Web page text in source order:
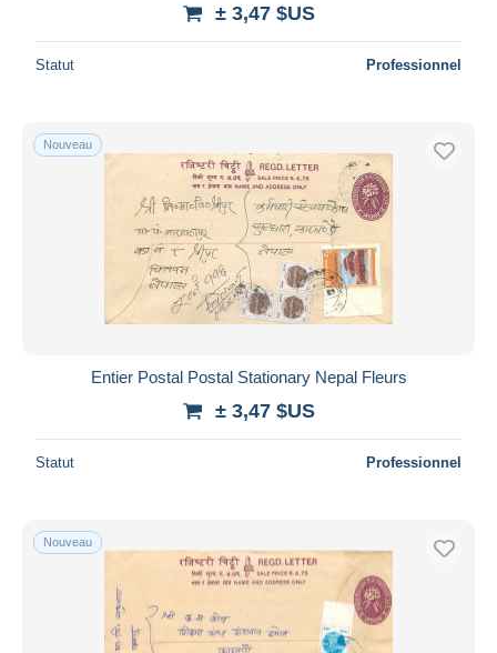
± 3,47 $US
Statut Professionnel
Nouveau
Entier Postal Postal Stationary Nepal Fleurs
± 3,47 $US
Statut Professionnel
Nouveau